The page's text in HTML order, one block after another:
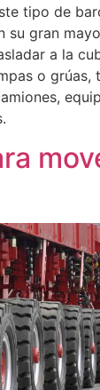
tipo de
su gran
a la
o grúas,